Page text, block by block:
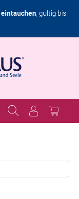
eintauchen, gültig bis